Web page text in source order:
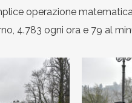
operazione
4.783 ogni ora e 79 al